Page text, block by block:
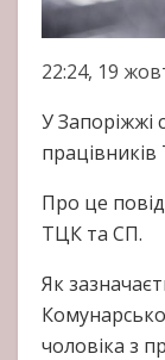
22:24, 19
У Запоріжжі
Про це
ТЦК та СП.
Як
чоловіка з